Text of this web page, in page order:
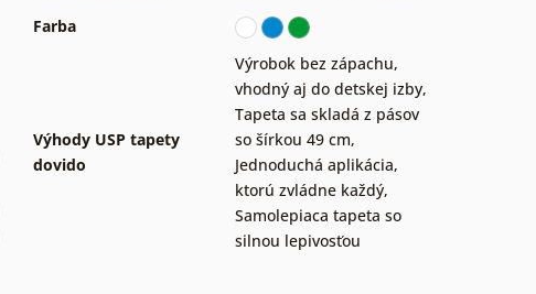
Farba
Výhody USP tapety
dovido
Výrobok bez zápachu,
vhodný aj do detskej izby,
Tapeta sa skladá z pásov
so šírkou 49 cm,
Jednoduchá aplikácia,
ktorú zvládne každý,
Samolepiaca tapeta so
silnou lepivosťou